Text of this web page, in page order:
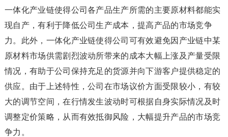
一体化产业链使得公司各产品生产所需的主要原材料都能实
现自产，有利于降低公司生产成本，提高产品的市场竞争
力。此外，一体化产业链使得公司可有效避免因产业链中某
原材料市场供需剧烈波动所带来的成本大幅上涨及产量受限
情况，有助于公司保持充足的货源并向下游客户提供稳定的
供应。由于上述特性，公司在市场议价方面受限较小，有较
大的调节空间，在行情发生波动时可根据自身实际情况及时
调整定价策略，从而有效抵御风险，大幅提升产品的市场竞
争力。